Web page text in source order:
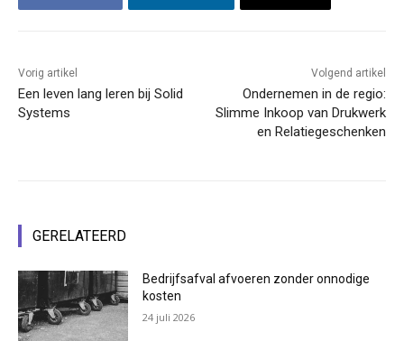
Vorig artikel
Een leven lang leren bij Solid
Systems
Volgend artikel
Ondernemen in de regio:
Slimme Inkoop van Drukwerk
en Relatiegeschenken
GERELATEERD
Bedrijfsafval afvoeren zonder onnodige
kosten
24 juli 2026